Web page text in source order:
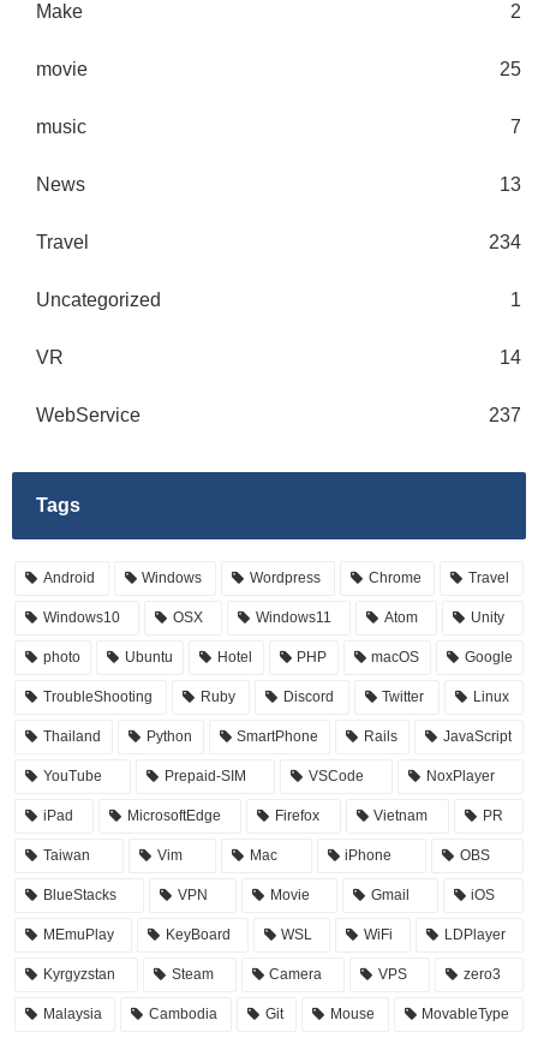
Make 2
movie 25
music 7
News 13
Travel 234
Uncategorized 1
VR 14
WebService 237
Tags
Android Windows Wordpress Chrome Travel
Windows10 OSX Windows11 Atom Unity
photo Ubuntu Hotel PHP macOS Google
TroubleShooting Ruby Discord Twitter Linux
Thailand Python SmartPhone Rails JavaScript
YouTube Prepaid-SIM VSCode NoxPlayer
iPad MicrosoftEdge Firefox Vietnam PR
Taiwan Vim Mac iPhone OBS
BlueStacks VPN Movie Gmail iOS
MEmuPlay KeyBoard WSL WiFi LDPlayer
Kyrgyzstan Steam Camera VPS zero3
Malaysia Cambodia Git Mouse MovableType